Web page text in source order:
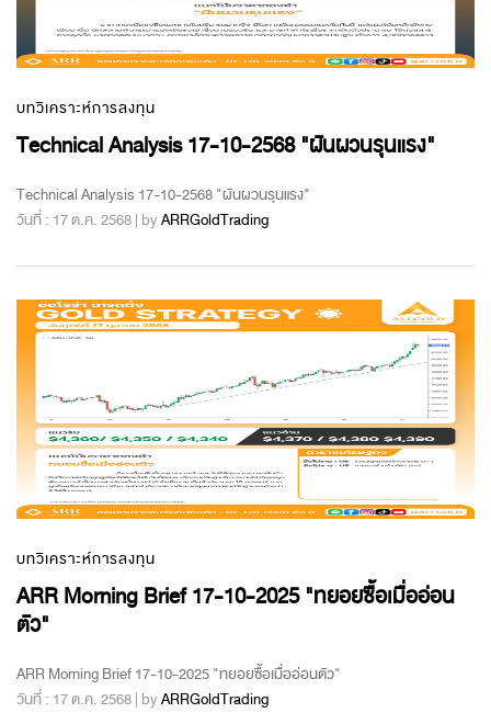
บทวิเคราะห์การลงทุน
Technical Analysis 17-10-2568 "ผันผวนรุนแรง"
Technical Analysis 17-10-2568 "ผันผวนรุนแรง"
วันที่ : 17 ต.ค. 2568 | byARRGoldTrading
บทวิเคราะห์การลงทุน
ARR Morning Brief 17-10-2025 "ทยอยซื้อเมื่ออ่อน
ตัว"
ARR Morning Brief 17-10-2025 "ทยอยซื้อเมื่ออ่อนตัว"
วันที่ : 17 ต.ค. 2568 | byARRGoldTrading